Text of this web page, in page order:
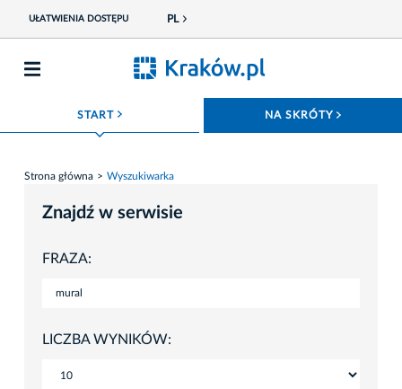
UŁATWIENIA DOSTĘPU PL
START ROZWIŃ MENU NA SKRÓTY
Strona główna Wyszukiwarka
Znajdź w serwisie
FRAZA:
LICZBA WYNIKÓW: